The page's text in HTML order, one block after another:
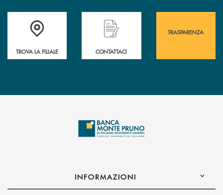
Accedi all' elenco completo&nbsp; delle&nbsp; filiali&nbsp; di Banca
TROVA LA FILIALE
Hai bisogno di assistenza immediata?
CONTATTACI
TRASPARENZA
INFORMAZIONI